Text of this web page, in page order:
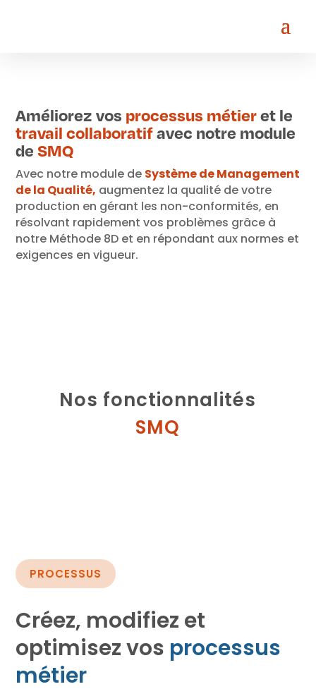
Améliorez vos processus métieret le
travail collaboratifavec notre module
deSMQ
Avec notre module de Système de Management
de la Qualité, augmentez la qualité de votre
production en gérant les non-conformités, en
résolvant rapidement vos problèmes grâce à
notre Méthode 8D et en répondant aux normes et
exigences en vigueur.
Nos fonctionnalités
SMQ
PROCESSUS
Créez, modifiez et
optimisez vos processus
métier